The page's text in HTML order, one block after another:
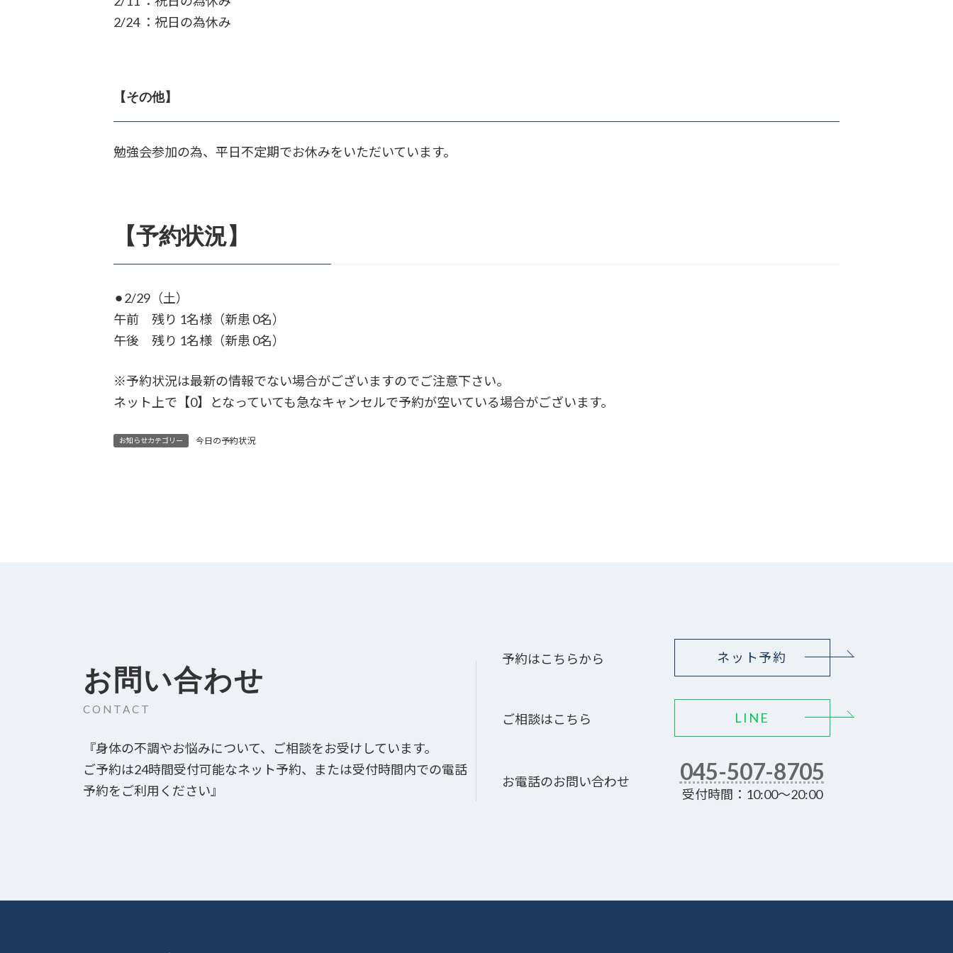
2/24 ：祝日の為休み
【その他】
勉強会参加の為、平日不定期でお休みをいただいています。
【予約状況】
⚫︎2/29（土）
午前 残り 1名様（新患 0名）
午後 残り 1名様（新患 0名）
※予約状況は最新の情報でない場合がございますのでご注意下さい。
ネット上で【0】となっていても急なキャンセルで予約が空いている場合がございます。
お知らせカテゴリー 今日の予約状況
お問い合わせ
CONTACT
『身体の不調やお悩みについて、ご相談をお受けしています。
ご予約は24時間受付可能なネット予約、または受付時間内での電話
予約をご利用ください』
予約はこちらから ネット予約
ご相談はこちら LINE
お電話のお問い合わせ 045-507-8705
受付時間：10:00～20:00